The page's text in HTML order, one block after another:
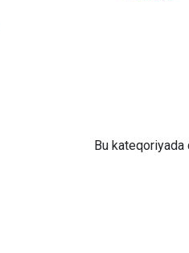
Bu kateqoriyada